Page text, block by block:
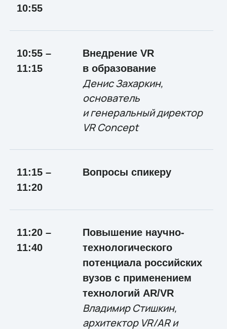
10:55
10:55 –
11:15
Внедрение VR
в образование
Денис Захаркин,
основатель
и генеральный директор
VR Concept
11:15 –
11:20
Вопросы спикеру
11:20 –
11:40
Повышение научно-
технологического
потенциала российских
вузов с применением
технологий AR/VR
Владимир Стишкин,
архитектор VR/AR и